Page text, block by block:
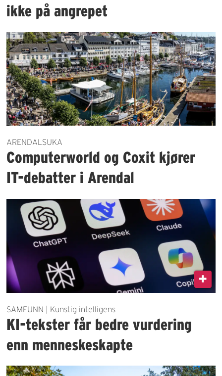
ikke på angrepet
ARENDALSUKA
Computerworld og Coxit kjører
IT-debatter i Arendal
SAMFUNN | Kunstig intelligens
KI-tekster får bedre vurdering
enn menneskeskapte